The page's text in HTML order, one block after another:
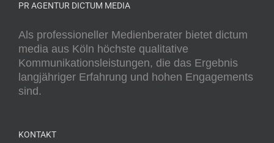
PR AGENTUR DICTUM MEDIA
Als professioneller Medienberater bietet dictum
media aus Köln höchste qualitative
Kommunikationsleistungen, die das Ergebnis
langjähriger Erfahrung und hohen Engagements
sind.
KONTAKT